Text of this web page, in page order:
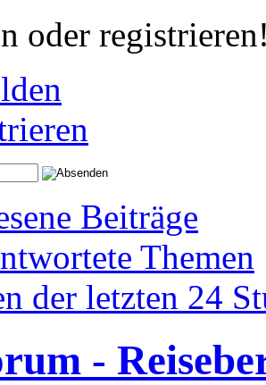
oder
Beiträge
Themen
der letzten 24
-